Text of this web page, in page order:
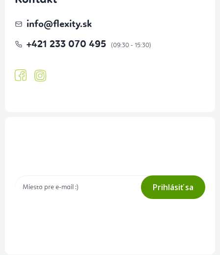
info@flexity.sk
+421 233 070 495
Prihlásiť sa